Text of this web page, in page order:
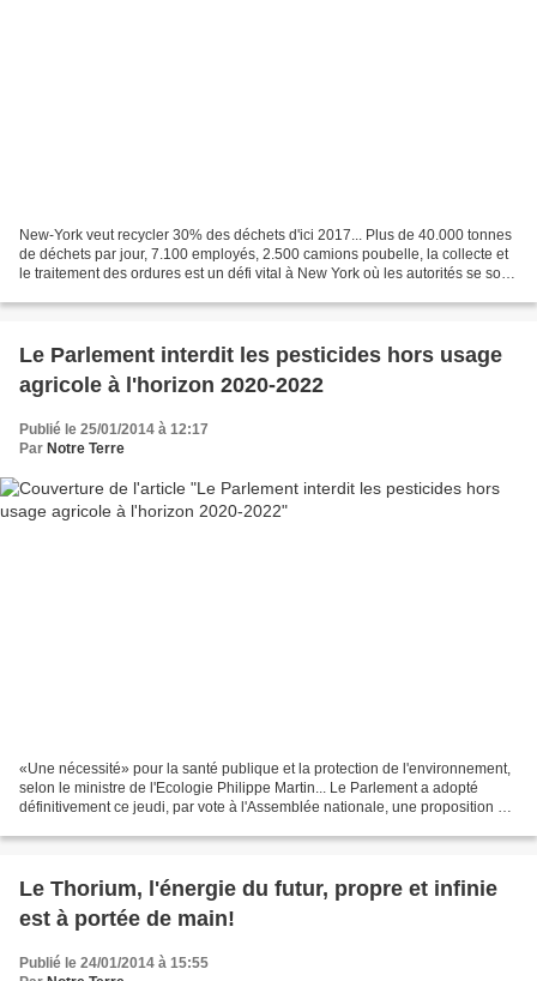
New-York veut recycler 30% des déchets d'ici 2017... Plus de 40.000 tonnes
de déchets par jour, 7.100 employés, 2.500 camions poubelle, la collecte et
le traitement des ordures est un défi vital à New York où les autorités se sont
Le Parlement interdit les pesticides hors usage
agricole à l'horizon 2020-2022
Publié le 25/01/2014 à 12:17
Par Notre Terre
«Une nécessité» pour la santé publique et la protection de l'environnement,
selon le ministre de l'Ecologie Philippe Martin... Le Parlement a adopté
définitivement ce jeudi, par vote à l'Assemblée nationale, une proposition de
Le Thorium, l'énergie du futur, propre et infinie
est à portée de main!
Publié le 24/01/2014 à 15:55